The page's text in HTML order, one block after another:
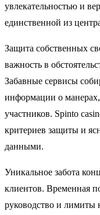
увлекательностью и
единственной из
Защита собственных
важность в
Забавные сервисы
информации о
участников. Spinto
критериев защиты и
данными.
Уникальное забота
клиентов. Временная
руководство и лимиты